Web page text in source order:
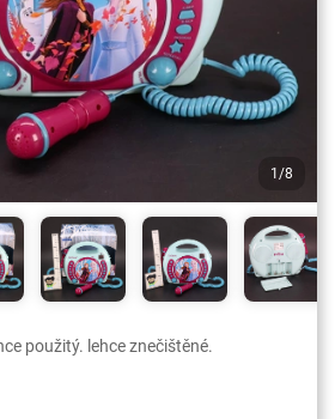
1/8
použitý. lehce znečištěné.